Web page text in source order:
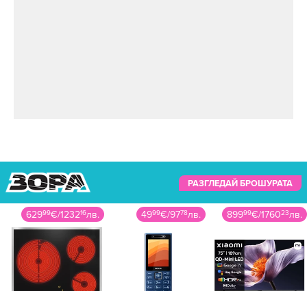
РАЗГЛЕДАЙ БРОШУРАТА
62999€/123216лв. 4999€/9778лв. 89999€/176023лв.